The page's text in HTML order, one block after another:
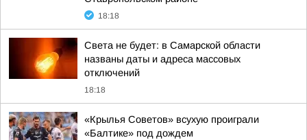
18:18
Света не будет: в Самарской области
названы даты и адреса массовых
отключений
18:18
«Крылья Советов» всухую проиграли
«Балтике» под дождем